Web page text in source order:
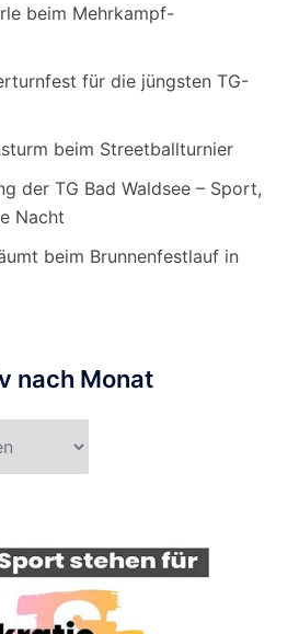
beim Mehrkampf-
für die jüngsten TG-
beim Streetballturnier
der TG Bad Waldsee – Sport,
Nacht
beim Brunnenfestlauf in
nach Monat